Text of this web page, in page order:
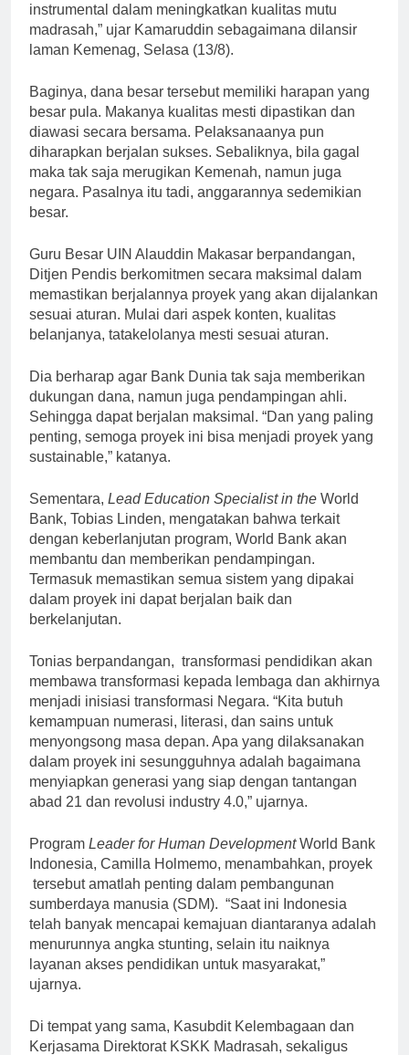
instrumental dalam meningkatkan kualitas mutu
madrasah,” ujar Kamaruddin sebagaimana dilansir
laman Kemenag, Selasa (13/8).
Baginya, dana besar tersebut memiliki harapan yang
besar pula. Makanya kualitas mesti dipastikan dan
diawasi secara bersama. Pelaksanaanya pun
diharapkan berjalan sukses. Sebaliknya, bila gagal
maka tak saja merugikan Kemenah, namun juga
negara. Pasalnya itu tadi, anggarannya sedemikian
besar.
Guru Besar UIN Alauddin Makasar berpandangan,
Ditjen Pendis berkomitmen secara maksimal dalam
memastikan berjalannya proyek yang akan dijalankan
sesuai aturan. Mulai dari aspek konten, kualitas
belanjanya, tatakelolanya mesti sesuai aturan.
Dia berharap agar Bank Dunia tak saja memberikan
dukungan dana, namun juga pendampingan ahli.
Sehingga dapat berjalan maksimal. “Dan yang paling
penting, semoga proyek ini bisa menjadi proyek yang
sustainable,” katanya.
Sementara, Lead Education Specialist in the World
Bank, Tobias Linden, mengatakan bahwa terkait
dengan keberlanjutan program, World Bank akan
membantu dan memberikan pendampingan.
Termasuk memastikan semua sistem yang dipakai
dalam proyek ini dapat berjalan baik dan
berkelanjutan.
Tonias berpandangan, transformasi pendidikan akan
membawa transformasi kepada lembaga dan akhirnya
menjadi inisiasi transformasi Negara. “Kita butuh
kemampuan numerasi, literasi, dan sains untuk
menyongsong masa depan. Apa yang dilaksanakan
dalam proyek ini sesungguhnya adalah bagaimana
menyiapkan generasi yang siap dengan tantangan
abad 21 dan revolusi industry 4.0,” ujarnya.
Program Leader for Human DevelopmentWorld Bank
Indonesia, Camilla Holmemo, menambahkan, proyek
tersebut amatlah penting dalam pembangunan
sumberdaya manusia (SDM). “Saat ini Indonesia
telah banyak mencapai kemajuan diantaranya adalah
menurunnya angka stunting, selain itu naiknya
layanan akses pendidikan untuk masyarakat,”
ujarnya.
Di tempat yang sama, Kasubdit Kelembagaan dan
Kerjasama Direktorat KSKK Madrasah, sekaligus